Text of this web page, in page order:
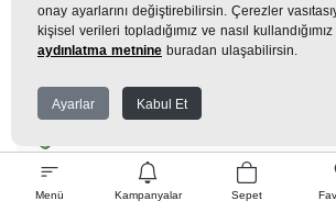
Menü Kampanyalar Sepet
22.999TL
2.555 TLx 9 Taksit = 22.999 TL Ekstra
WHATSAPP SİPARİŞ
onay ayarlarını değiştirebilirsin. Çerezler
kişisel verileri topladığımız ve nasıl
aydınlatma metnine buradan ulaşabilirsin.
Ayarlar Kabul Et